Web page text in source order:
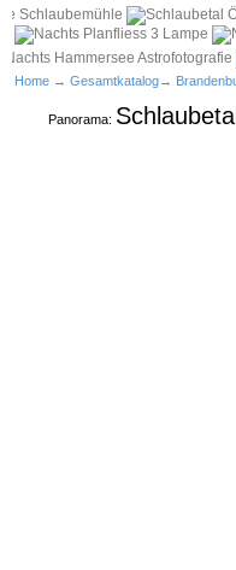
Home → Gesamtkatalog→
Panorama: